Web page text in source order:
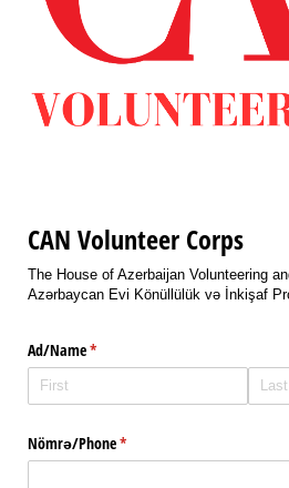
CAN Volunteer Corps
The House of Azerbaijan Volunteering
Azərbaycan Evi Könüllülük və İnkişaf
Ad/​Name*
(required)
Nömrə/​Phone*
(required)